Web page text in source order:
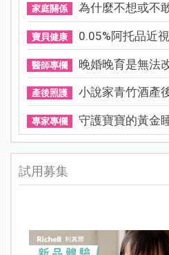
家庭關係 為什麼不想或不
寶貝健康 0.05%阿托品近
醫師專欄 晚婚晚育是無法
產後照護 小說家青竹酒產
專家專欄 守護寶寶的黃金
試用募集